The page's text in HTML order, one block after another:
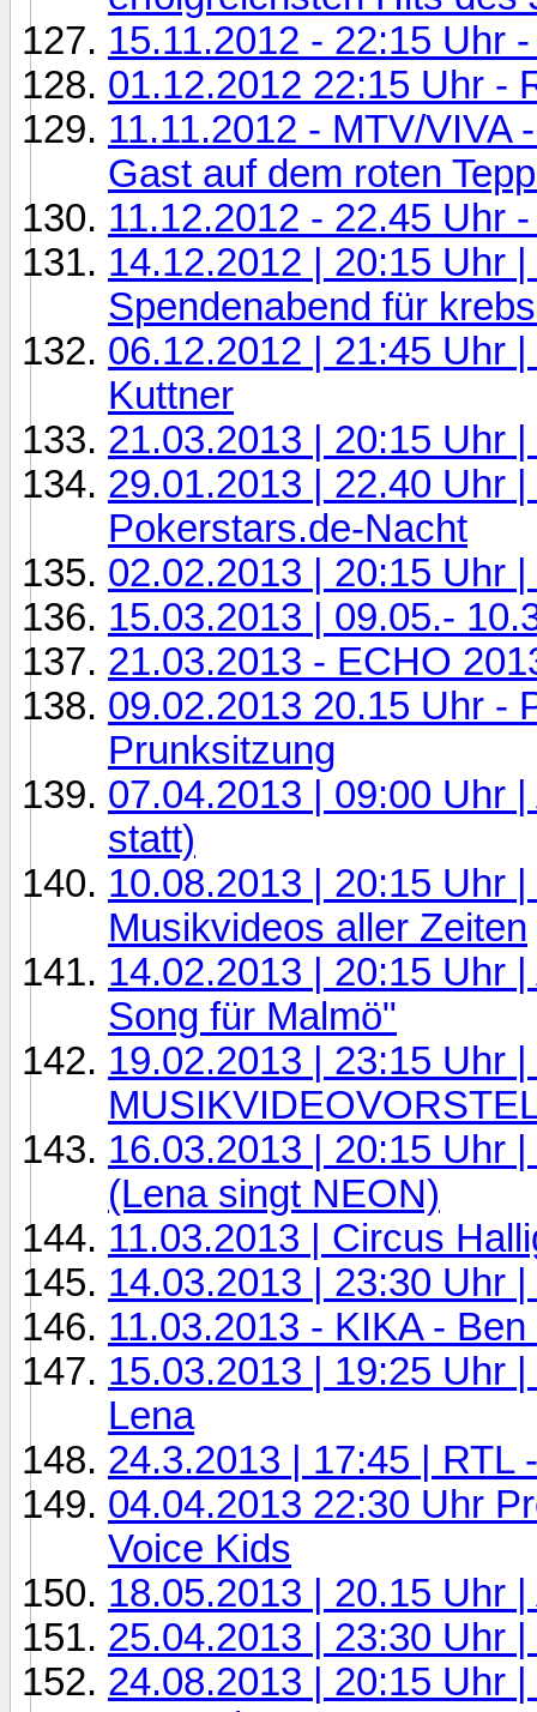
15.11.2012 - 22:15 Uhr
01.12.2012 22:15 Uhr -
11.11.2012 - MTV/VIVA
Gast auf dem roten
11.12.2012 - 22.45 Uhr
14.12.2012 | 20:15 Uhr
Spendenabend für
06.12.2012 | 21:45 Uhr
Kuttner
21.03.2013 | 20:15 Uhr
29.01.2013 | 22.40 Uhr
Pokerstars.de-Nacht
02.02.2013 | 20:15 Uhr
15.03.2013 | 09.05.-
21.03.2013 - ECHO
09.02.2013 20.15 Uhr -
Prunksitzung
07.04.2013 | 09:00 Uhr
statt)
10.08.2013 | 20:15 Uhr
Musikvideos aller Zeiten
14.02.2013 | 20:15 Uhr
Song für Malmö"
19.02.2013 | 23:15 Uhr
16.03.2013 | 20:15 Uhr
(Lena singt NEON)
11.03.2013 | Circus
14.03.2013 | 23:30 Uhr
11.03.2013 - KIKA -
15.03.2013 | 19:25 Uhr
Lena
24.3.2013 | 17:45 | RTL
04.04.2013 22:30 Uhr
Voice Kids
18.05.2013 | 20.15 Uhr
25.04.2013 | 23:30 Uhr
24.08.2013 | 20:15 Uhr